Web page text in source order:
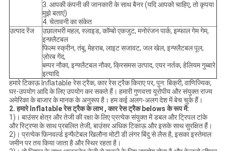
3. आपकी कंपनी की जानकारी के साथ बैनर (यदि आपको चाहिए, तो कृपया
मुझे बताएं)
4. चेतावनी का संकेत
उत्पाद रेंज
उछालभरी महल, स्लाइड, कॉम्बो एकजुट, मनोरंजन पार्क, इम्फाल गेम गेम,
इन्फ़्लैटबल
फिल्म स्क्रीन, तंबू, मेहराब, लाइट सजावट, जल खेल, इन्फ्लैटबल पूल,
ज़ोरब गेंद,
बम्पर नौका, इन्फ्लैटबल नौका, क्रिसमस उत्पाद, एयर नर्तक, हेलियम गुब्बारे
इत्यादि
हमारे टिकाऊ Inflatable रेस ट्रैक, कार रेस ट्रैक किराए पर, पुन: बिक्री, वाणिज्यिक,
घर-उपयोग आदि के लिए उपयोग कर सकते हैं। हमारी गुणवत्ता यूरोपीय और संयुक्त राज्य
अमेरिका के बाजार के मानक के अनुरूप है। हम कई अलग-अलग देश में बेच चुके हैं।
2. हमारे Inflatable रेस ट्रैक केलाभ , कार रेस ट्रैक belows के रूप में:
1)। बाउंसर क्षेत्र और तेजी की रक्षा के लिए प्रत्येक संयुक्त में डबल और ट्रिपल टांके
और स्ट्रिप्स के साथ प्रबलित तेजी, बाउंसर अधिक टिकाऊ और इसके साथ सुरक्षित हैं।
2)। प्रत्येक फ़िनवर्ल्ड इन्फैटेबल खिलौना मोटी डी लंगर बिंदु से लैस है, इसका इस्तेमाल
जमीन पर तय किया जाता है और स्थिर रहता है।